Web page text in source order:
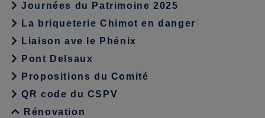
Journées du Patrimoine 2025
La briqueterie Chimot en danger
Liaison ave le Phénix
Pont Delsaux
Propositions du Comité
QR code du CSPV
Rénovation